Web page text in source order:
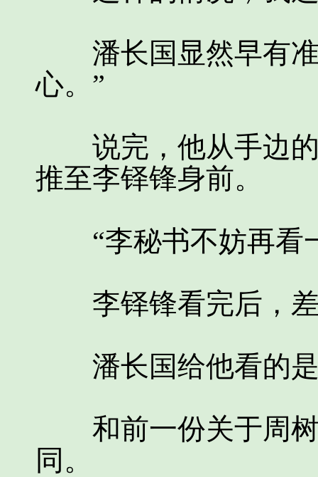
潘长国显然早有准
心。”
说完，他从手边的
推至李铎锋身前。
“李秘书不妨再看
李铎锋看完后，差
潘长国给他看的是
和前一份关于周树
同。